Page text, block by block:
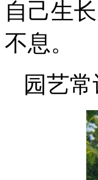
自己生
不息。
园艺